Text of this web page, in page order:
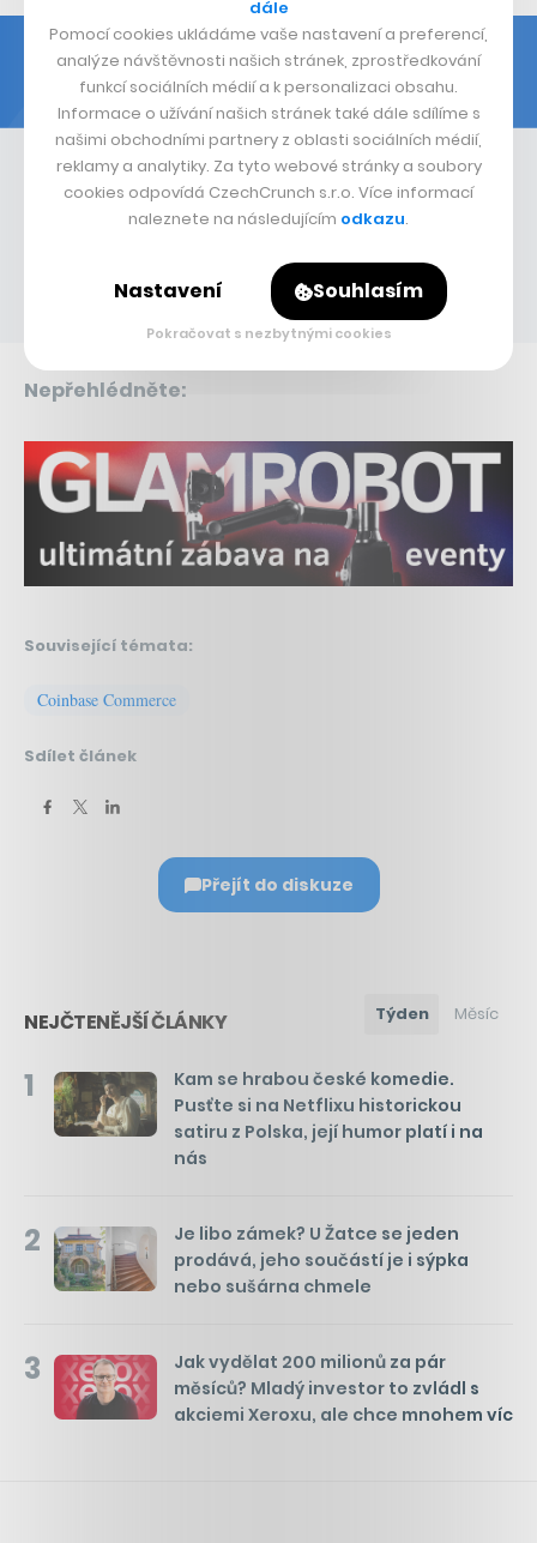
Nepřehlédněte:
Související témata:
Coinbase Commerce
Sdílet článek
Přejít do diskuze
NEJČTENĚJŠÍ ČLÁNKY Týden Měsíc
1
Kam se hrabou české komedie.
Pusťte si na Netflixu historickou
satiru z Polska, její humor platí i na
nás
2
Je libo zámek? U Žatce se jeden
prodává, jeho součástí je i sýpka
nebo sušárna chmele
3
Jak vydělat 200 milionů za pár
měsíců? Mladý investor to zvládl s
akciemi Xeroxu, ale chce mnohem víc
dále
Pomocí cookies ukládáme vaše nastavení a preferencí,
analýze návštěvnosti našich stránek, zprostředkování
funkcí sociálních médií a k personalizaci obsahu.
Informace o užívání našich stránek také dále sdílíme s
našimi obchodními partnery z oblasti sociálních médií,
reklamy a analytiky. Za tyto webové stránky a soubory
cookies odpovídá CzechCrunch s.r.o. Více informací
naleznete na následujícím odkazu.
Nastavení Souhlasím
Pokračovat s nezbytnými cookies